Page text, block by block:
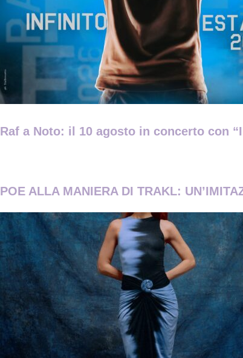
Raf a Noto: il 10 agosto in concerto con
POE ALLA MANIERA DI TRAKL: